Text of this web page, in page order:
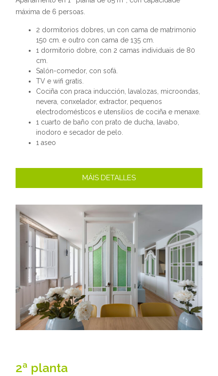
máxima de 6 persoas.
2 dormitorios dobres, un con cama de matrimonio
150 cm. e outro con cama de 135 cm.
1 dormitorio dobre, con 2 camas individuais de 80
cm.
Salón-comedor, con sofá.
TV e wifi gratis.
Cociña con praca inducción, lavalozas, microondas,
nevera, conxelador, extractor, pequenos
electrodomésticos e utensilios de cociña e menaxe.
1 cuarto de baño con prato de ducha, lavabo,
inodoro e secador de pelo.
1 aseo
MÁIS DETALLES
2ª planta